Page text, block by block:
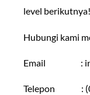
level berikutnya!
Hubungi kami
Email :
Telepon :